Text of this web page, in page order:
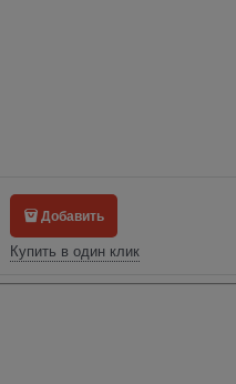
Добавить
Купить в один клик